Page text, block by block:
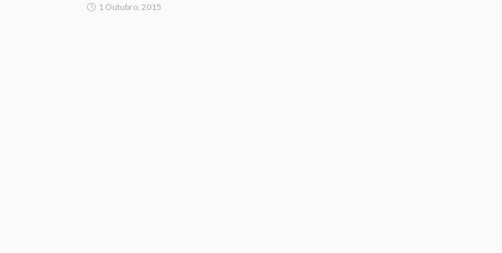
1 Outubro, 2015